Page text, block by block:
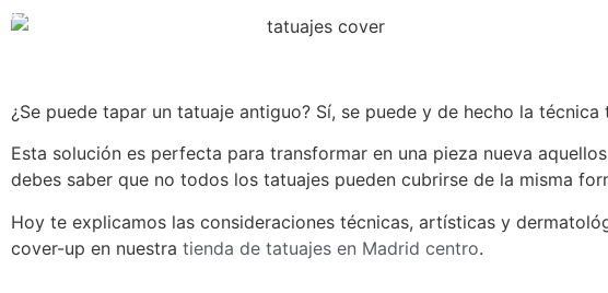
HOME
¿Se puede tapar un tatuaje antiguo? Sí, se puede y de hecho la
Esta solución es perfecta para transformar en una pieza nueva
debes saber que no todos los tatuajes pueden cubrirse de la misma
Hoy te explicamos las consideraciones técnicas, artísticas y
cover-up en nuestra tienda de tatuajes en Madrid centro.